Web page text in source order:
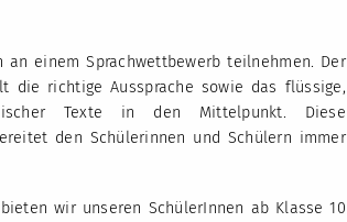
einem Sprachwettbewerb teilnehmen. Der
die richtige Aussprache sowie das flüssige,
Texte in den Mittelpunkt. Diese
den Schülerinnen und Schülern immer
wir unseren SchülerInnen ab Klasse 10